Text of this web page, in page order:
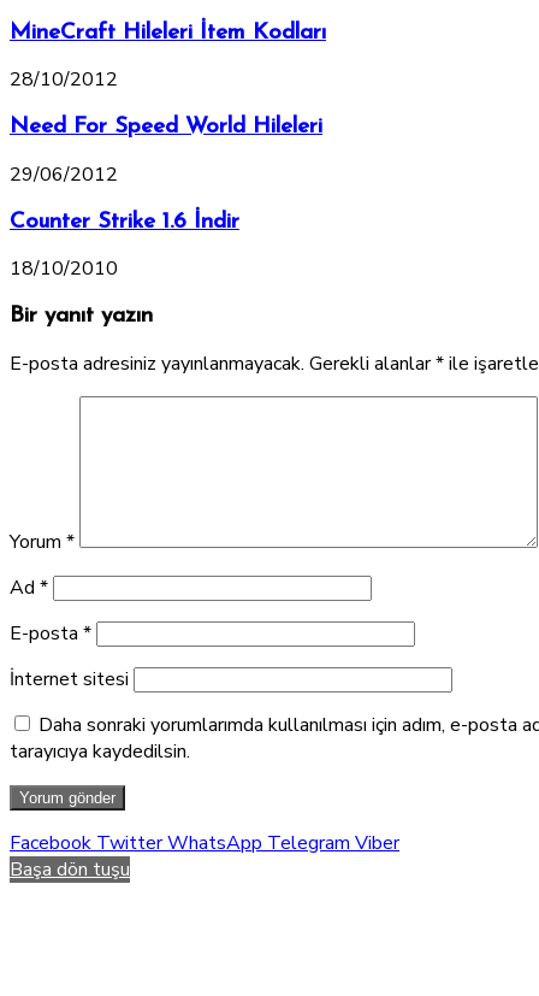
MineCraft Hileleri İtem Kodları
28/10/2012
Need For Speed World Hileleri
29/06/2012
Counter Strike 1.6 İndir
18/10/2010
Bir yanıt yazın
E-posta adresiniz yayınlanmayacak. Gerekli alanlar*ile
Yorum *
Ad *
E-posta *
İnternet sitesi
Daha sonraki yorumlarımda kullanılması için adım, e-posta
tarayıcıya kaydedilsin.
Facebook TwitterWhatsApp Telegram Viber
Başa dön tuşu